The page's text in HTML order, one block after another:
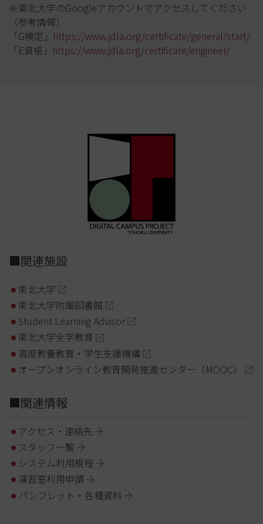
※東北大学のGoogleアカウントでアクセスしてください
（参考情報）
「G検定」 https://www.jdla.org/certificate/general/start/
「E資格」 https://www.jdla.org/certificate/engineer/
■関連施設
東北大学
東北大学附属図書館
Student Learning Advisor
東北大学全学教育
高度教養教育・学生支援機構
オープンオンライン教育開発推進センター（MOOC）
■関連情報
アクセス・連絡先
スタッフ一覧
システム利用規程
演習室利用申請
パンフレット・各種資料